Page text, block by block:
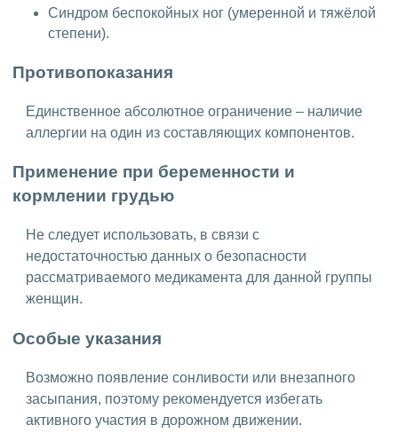
Синдром беспокойных ног (умеренной и тяжёлой
степени).
Противопоказания
Единственное абсолютное ограничение – наличие
аллергии на один из составляющих компонентов.
Применение при беременности и
кормлении грудью
Не следует использовать, в связи с
недостаточностью данных о безопасности
рассматриваемого медикамента для данной группы
женщин.
Особые указания
Возможно появление сонливости или внезапного
засыпания, поэтому рекомендуется избегать
активного участия в дорожном движении.